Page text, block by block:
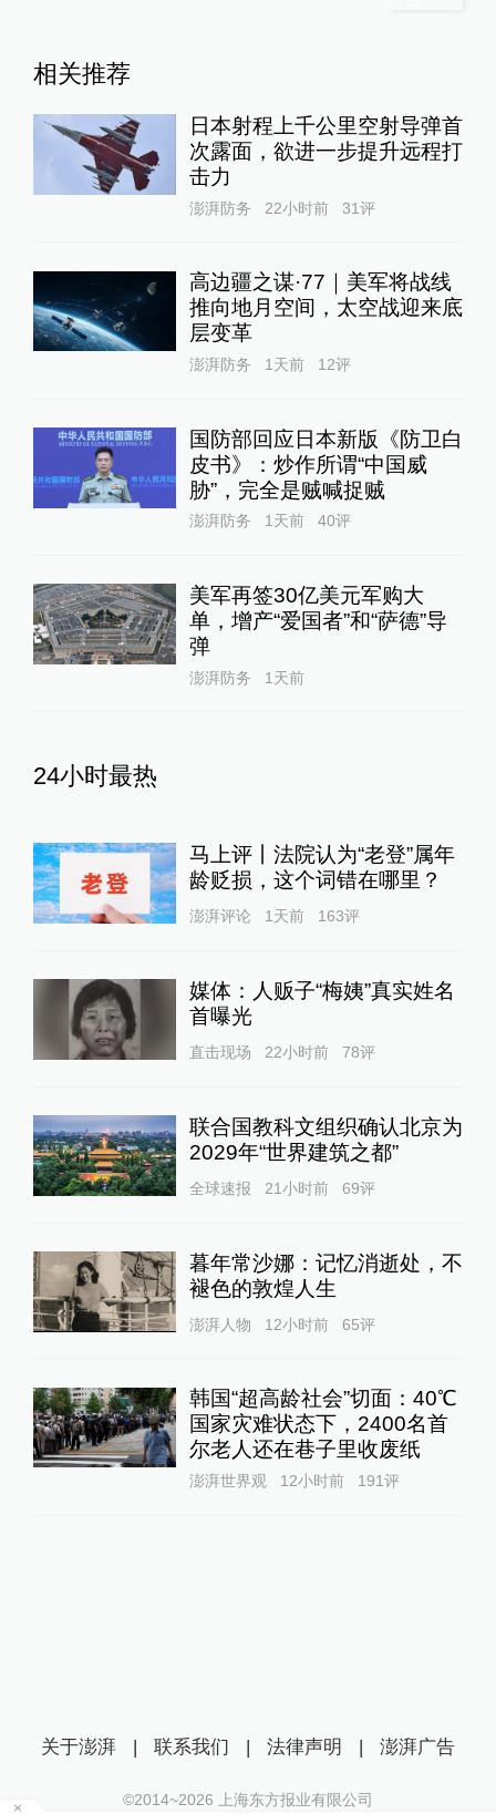
相关推荐
日本射程上千公里空射导弹首
次露面，欲进一步提升远程打
击力
澎湃防务 22小时前 31评
高边疆之谋·77｜美军将战线
推向地月空间，太空战迎来底
层变革
澎湃防务 1天前 12评
国防部回应日本新版《防卫白
皮书》：炒作所谓“中国威
胁”，完全是贼喊捉贼
澎湃防务 1天前 40评
美军再签30亿美元军购大
单，增产“爱国者”和“萨德”导
弹
澎湃防务 1天前
24小时最热
马上评丨法院认为“老登”属年
龄贬损，这个词错在哪里？
澎湃评论 1天前 163评
媒体：人贩子“梅姨”真实姓名
首曝光
直击现场 22小时前 78评
联合国教科文组织确认北京为
2029年“世界建筑之都”
全球速报 21小时前 69评
暮年常沙娜：记忆消逝处，不
褪色的敦煌人生
澎湃人物 12小时前 65评
韩国“超高龄社会”切面：40℃
国家灾难状态下，2400名首
尔老人还在巷子里收废纸
澎湃世界观 12小时前 191评
关于澎湃 | 联系我们 | 法律声明 | 澎湃广告
©2014~2026 上海东方报业有限公司